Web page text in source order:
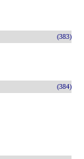
(383)
(384)